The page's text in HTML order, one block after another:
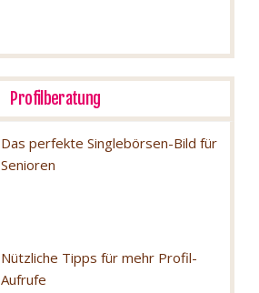
Profilberatung
Das perfekte Singlebörsen-Bild für
Senioren
Nützliche Tipps für mehr Profil-
Aufrufe